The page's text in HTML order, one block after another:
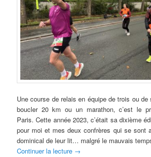
Une course de relais en équipe de trois ou
boucler 20 km ou un marathon, c’est le
Paris. Cette année 2023, c’était sa dixième
pour moi et mes deux confrères qui se sont
dominical de leur lit… malgré le mauvais
Continuer la lecture →